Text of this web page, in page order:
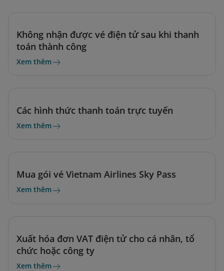
Không nhận được vé điện tử sau khi thanh
toán thành công
Xem thêm
Các hình thức thanh toán trực tuyến
Xem thêm
Mua gói vé Vietnam Airlines Sky Pass
Xem thêm
Xuất hóa đơn VAT điện tử cho cá nhân, tổ
chức hoặc công ty
Xem thêm